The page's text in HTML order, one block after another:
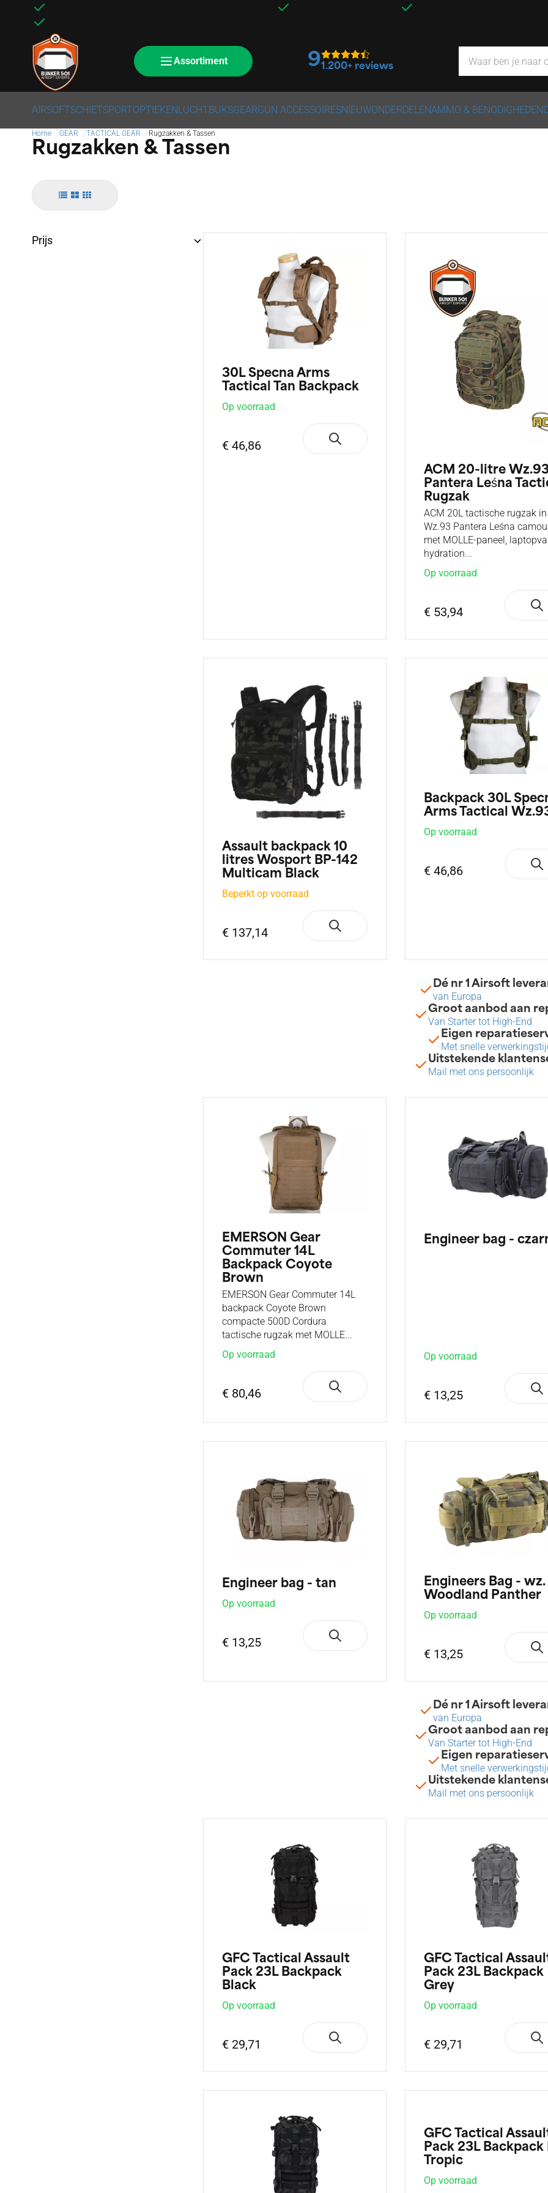
Assortiment 91.200+ reviews
AIRSOFTSCHIETSPORTOPTIEKENLUCHTBUKSGEARGUN ACCESSOIRESNIEUWONDERDELENAMMO & BENODIGHEDEN
Home GEAR TACTICAL GEAR Rugzakken & Tassen
Rugzakken & Tassen
Prijs
30L Specna Arms
Tactical Tan Backpack
Op voorraad
€ 46,86
ACM 20-litre
Pantera Leśna
Rugzak
ACM 20L tactische rugzak in
Wz.93 Pantera Leśna
met MOLLE-paneel,
hydration...
Op voorraad
€ 53,94
Assault backpack 10
litres Wosport BP-142
Multicam Black
Beperkt op voorraad
€ 137,14
Backpack 30L
Arms Tactical
Op voorraad
€ 46,86
Dé nr 1 Airsoft
van Europa
Groot aanbod aan
Van Starter tot High-End
Eigen
Met snelle
Uitstekende
Mail met ons persoonlijk
EMERSON Gear
Commuter 14L
Backpack Coyote
Brown
EMERSON Gear Commuter 14L
backpack Coyote Brown
compacte 500D Cordura
tactische rugzak met MOLLE...
Op voorraad
€ 80,46
Engineer bag -
Op voorraad
€ 13,25
Engineer bag - tan
Op voorraad
€ 13,25
Engineers Bag -
Woodland Panther
Op voorraad
€ 13,25
Dé nr 1 Airsoft
van Europa
Groot aanbod aan
Van Starter tot High-End
Eigen
Met snelle
Uitstekende
Mail met ons persoonlijk
GFC Tactical Assault
Pack 23L Backpack
Black
Op voorraad
€ 29,71
GFC Tactical
Pack 23L Backpack
Grey
Op voorraad
€ 29,71